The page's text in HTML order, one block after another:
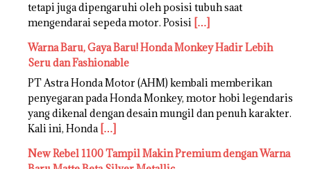
tetapi juga dipengaruhi oleh posisi tubuh saat
mengendarai sepeda motor. Posisi […]
Warna Baru, Gaya Baru! Honda Monkey Hadir Lebih
Seru dan Fashionable
PT Astra Honda Motor (AHM) kembali memberikan
penyegaran pada Honda Monkey, motor hobi legendaris
yang dikenal dengan desain mungil dan penuh karakter.
Kali ini, Honda […]
New Rebel 1100 Tampil Makin Premium dengan Warna